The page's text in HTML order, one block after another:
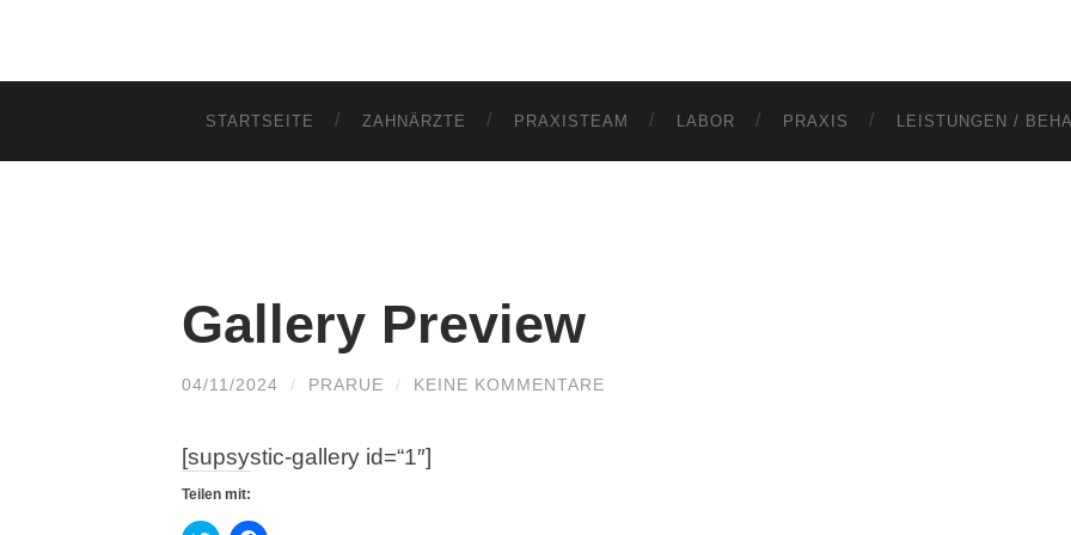
STARTSEITE ZAHNÄRZTE PRAXISTEAM LABOR PRAXIS LEISTUNGEN /
Gallery Preview
04/11/2024 / PRARUE / KEINE KOMMENTARE
[supsystic-gallery id=“1″]
Teilen mit: